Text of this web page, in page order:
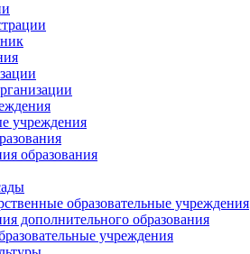
учреждения
образования
образовательные учреждения
дополнительного образования
учреждения